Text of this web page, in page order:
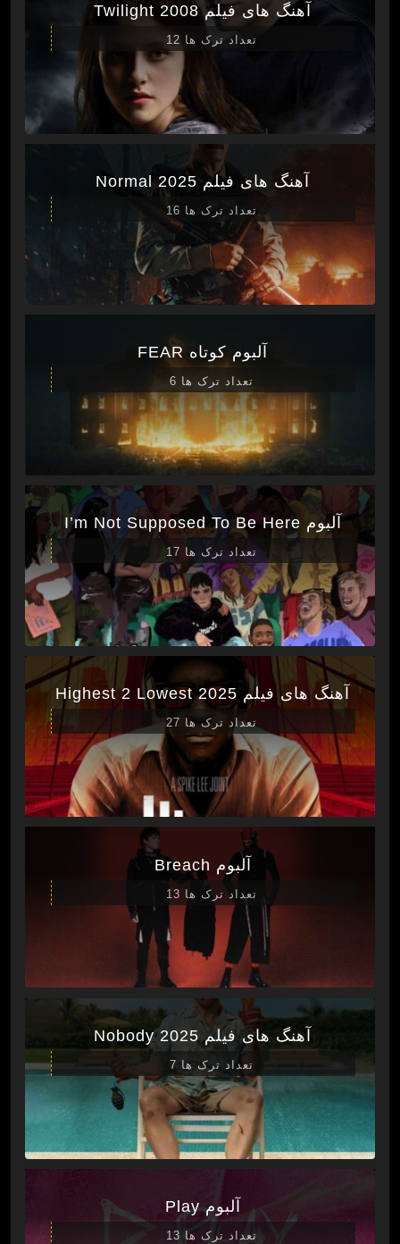
آهنگ های فیلم Twilight 2008
تعداد ترک ها 12
آهنگ های فیلم Normal 2025
تعداد ترک ها 16
آلبوم کوتاه FEAR
تعداد ترک ها 6
آلبوم I’m Not Supposed To Be Here
تعداد ترک ها 17
آهنگ های فیلم Highest 2 Lowest 2025
تعداد ترک ها 27
آلبوم Breach
تعداد ترک ها 13
آهنگ های فیلم Nobody 2025
تعداد ترک ها 7
آلبوم Play
تعداد ترک ها 13